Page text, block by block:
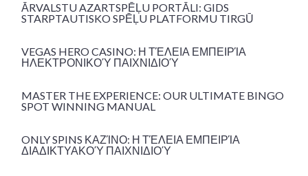
ĀRVALSTU AZARTSPĒĻU PORTĀLI: GIDS
STARPTAUTISKO SPĒĻU PLATFORMU TIRGŪ
VEGAS HERO CASINO: Η ΤΈΛΕΙΑ ΕΜΠΕΙΡΊΑ
ΗΛΕΚΤΡΟΝΙΚΟΎ ΠΑΙΧΝΙΔΙΟΎ
MASTER THE EXPERIENCE: OUR ULTIMATE BINGO
SPOT WINNING MANUAL
ONLY SPINS ΚΑΖΊΝΟ: Η ΤΈΛΕΙΑ ΕΜΠΕΙΡΊΑ
ΔΙΑΔΙΚΤΥΑΚΟΎ ΠΑΙΧΝΙΔΙΟΎ